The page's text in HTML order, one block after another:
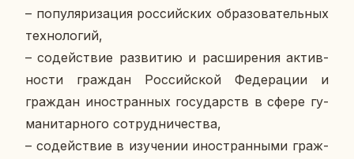
– по­пу­ля­ри­за­ция рос­сий­ских об­ра­зо­ва­тель­ных
тех­но­ло­гий,
– со­дей­ствие раз­ви­тию и рас­ши­ре­ния ак­тив­
но­сти граж­дан Рос­сий­ской Фе­де­ра­ции и
граж­дан ино­стран­ных го­су­дарств в сфере гу­
ма­ни­тар­но­го со­труд­ни­че­ства,
– со­дей­ствие в изу­че­нии ино­стран­ны­ми граж­